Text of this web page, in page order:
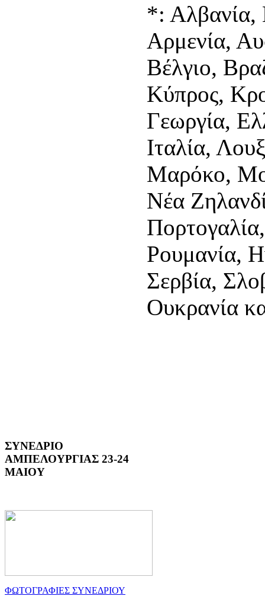
*: Αλβανία,
Αρμενία,
Βέλγιο,
Κύπρος,
Γεωργία,
Ιταλία,
Μαρόκο,
Νέα
Ρουμανία,
Σερβία,
Ουκρανία
ΣΥΝΕΔΡΙΟ
ΑΜΠΕΛΟΥΡΓΙΑΣ 23-24
ΜΑΙΟΥ
ΦΩΤΟΓΡΑΦΙΕΣ ΣΥΝΕΔΡΙΟΥ